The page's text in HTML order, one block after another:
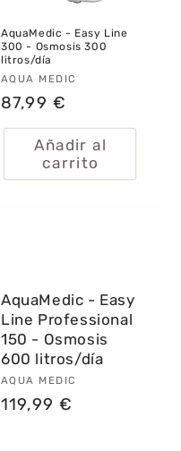
AquaMedic - Easy Line
300 - Osmosis 300
litros/día
Proveedor:
AQUA MEDIC
Precio
habitual
87,99 €
Añadir al
carrito
AquaMedic - Easy
Line Professional
150 - Osmosis
600 litros/día
Proveedor:
AQUA MEDIC
Precio
119,99 €